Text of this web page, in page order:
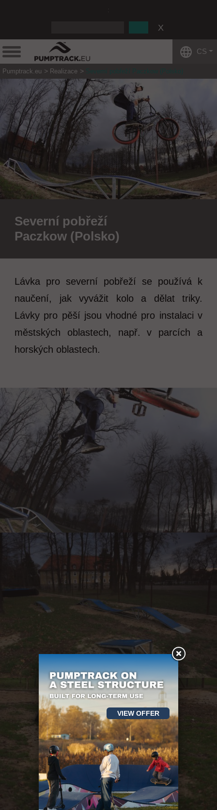
CS
Pumptrack.eu Realizace Severní pobřeží Paczkow (Polsko)
Severní pobřeží
Paczkow (Polsko)
Lávka pro severní pobřeží se používá k
naučení, jak vyvážit kolo a dělat triky.
Lávky pro pěší jsou vhodné pro instalaci v
městských oblastech, např. v parcích a
horských oblastech.
VIEW OFFER